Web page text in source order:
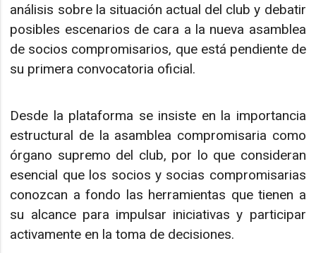
análisis sobre la situación actual del club y debatir
posibles escenarios de cara a la nueva asamblea
de socios compromisarios, que está pendiente de
su primera convocatoria oficial.
Desde la plataforma se insiste en la importancia
estructural de la asamblea compromisaria como
órgano supremo del club, por lo que consideran
esencial que los socios y socias compromisarias
conozcan a fondo las herramientas que tienen a
su alcance para impulsar iniciativas y participar
activamente en la toma de decisiones.